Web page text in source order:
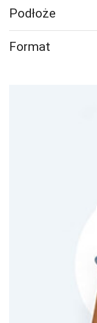
Podłoże
Format